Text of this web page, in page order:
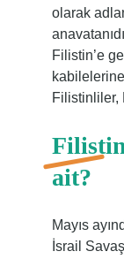
olarak
Filistin’e
Filistinliler,
ait?
Mayıs
İsrail